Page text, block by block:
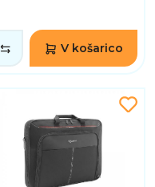
V košarico